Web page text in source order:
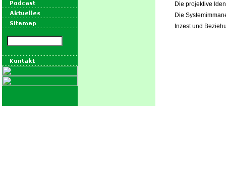
Die projektive
Die
Inzest und